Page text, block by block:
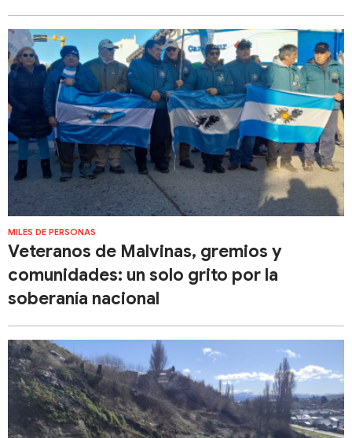
MILES DE PERSONAS
Veteranos de Malvinas, gremios y
comunidades: un solo grito por la
soberanía nacional